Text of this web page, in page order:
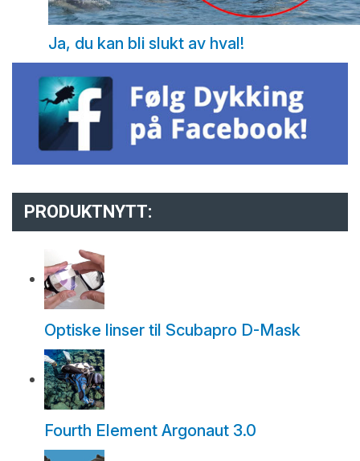
Ja, du kan bli slukt av hval!
PRODUKTNYTT:
Optiske linser til Scubapro D-Mask
Fourth Element Argonaut 3.0